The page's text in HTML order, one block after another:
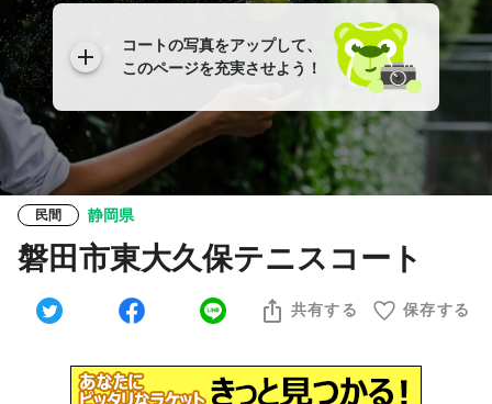
コートの写真をアップして、
このページを充実させよう！
民間 静岡県
磐田市東大久保テニスコート
共有する 保存する